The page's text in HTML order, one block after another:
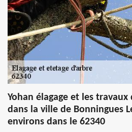
Yohan élagage et les
dans la ville de Bonningues
environs dans le 62340